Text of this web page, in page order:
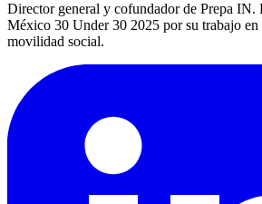
Director general y cofundador de Prepa IN.
México 30 Under 30 2025 por su trabajo
movilidad social.